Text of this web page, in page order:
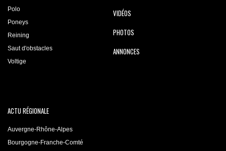
Polo
Poneys
Reining
Saut d'obstacles
Voltige
VIDÉOS
PHOTOS
ANNONCES
ACTU RÉGIONALE
Auvergne-Rhône-Alpes
Bourgogne-Franche-Comté